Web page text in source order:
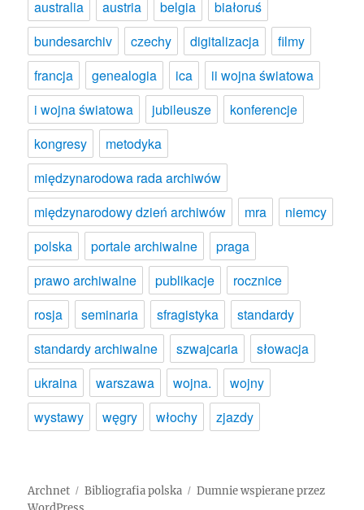
australia
austria belgia
białoruś
bundesarchiv
czechy digitalizacja
filmy
francja
genealogia ica
ii wojna światowa
i wojna światowa
jubileusze
konferencje
kongresy
metodyka
międzynarodowa rada archiwów
międzynarodowy dzień archiwów
mra
niemcy
polska
portale archiwalne
praga
prawo archiwalne
publikacje
rocznice
rosja
seminaria sfragistyka
standardy
standardy archiwalne
szwajcaria
słowacja
ukraina
warszawa wojna.
wojny
wystawy
węgry włochy zjazdy
Archnet Bibliografia polska
Dumnie wspierane przez